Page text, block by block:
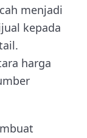
menjadi
kepada
harga